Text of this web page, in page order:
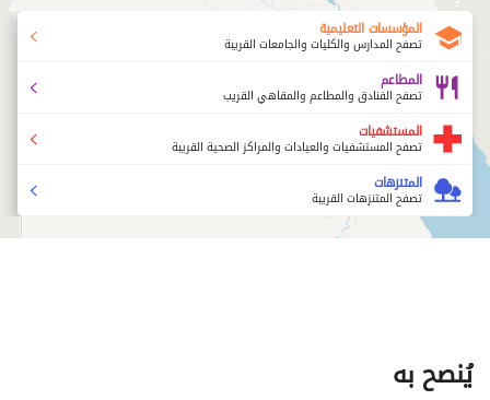
المؤسسات التعليمية
تصفح المدارس والكليات والجامعات القريبة
المطاعم
تصفح الفنادق والمطاعم والمقاهي القريب
المستشفيات
تصفح المستشفيات والعيادات والمراكز الصحية القريبة
المتنزهات
تصفح المتنزهات القريبة
يُنصح به